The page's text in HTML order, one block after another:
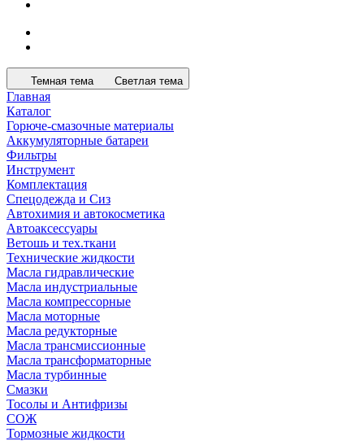
Темная тема Светлая тема
Главная
Каталог
Горюче-смазочные материалы
Аккумуляторные батареи
Фильтры
Инструмент
Комплектация
Спецодежда и Сиз
Автохимия и автокосметика
Автоаксессуары
Ветошь и тех.ткани
Технические жидкости
Масла гидравлические
Масла индустриальные
Масла компрессорные
Масла моторные
Масла редукторные
Масла трансмиссионные
Масла трансформаторные
Масла турбинные
Смазки
Тосолы и Антифризы
СОЖ
Тормозные жидкости